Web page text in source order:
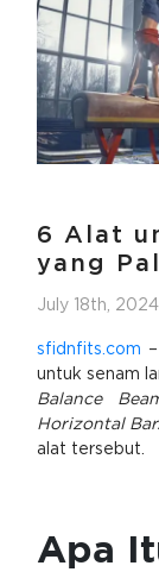
6 Alat
yang
July 18th, 2024
sfidnfits.com
untuk senam
Balance
Horizontal Bar.
alat tersebut.
Apa